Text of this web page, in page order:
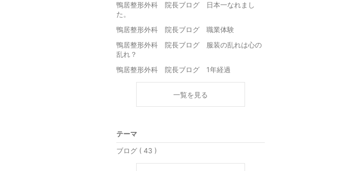
鴨居整形外科 院長ブログ 日本一なれまし
た。
鴨居整形外科 院長ブログ 職業体験
鴨居整形外科 院長ブログ 服装の乱れは心の
乱れ？
鴨居整形外科 院長ブログ 1年経過
一覧を見る
テーマ
ブログ ( 43 )